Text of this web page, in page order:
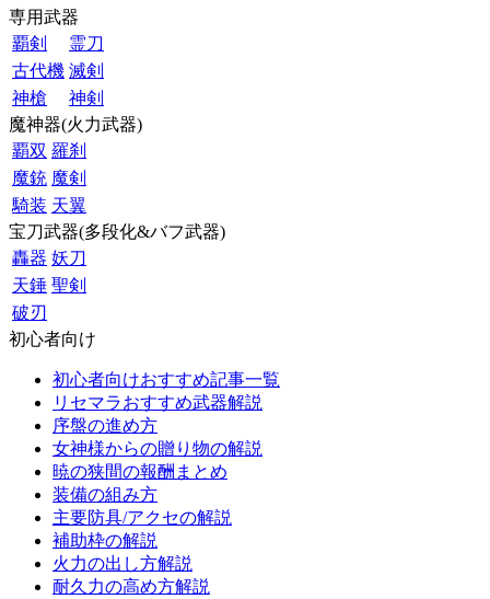
専用武器
覇剣
霊刀
古代機 滅剣
神槍
神剣
魔神器(火力武器)
覇双 羅刹
魔銃 魔剣
騎装 天翼
宝刀武器(多段化&バフ武器)
轟器 妖刀
天錘 聖剣
破刃
初心者向け
初心者向けおすすめ記事一覧
リセマラおすすめ武器解説
序盤の進め方
女神様からの贈り物の解説
暁の狭間の報酬まとめ
装備の組み方
主要防具/アクセの解説
補助枠の解説
火力の出し方解説
耐久力の高め方解説